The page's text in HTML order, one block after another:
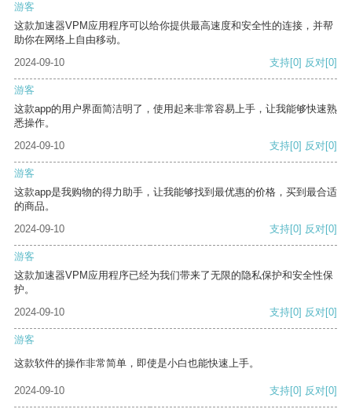
游客
这款加速器VPM应用程序可以给你提供最高速度和安全性的连接，并帮
助你在网络上自由移动。
2024-09-10
支持[0] 反对[0]
游客
这款app的用户界面简洁明了，使用起来非常容易上手，让我能够快速熟
悉操作。
2024-09-10
支持[0] 反对[0]
游客
这款app是我购物的得力助手，让我能够找到最优惠的价格，买到最合适
的商品。
2024-09-10
支持[0] 反对[0]
游客
这款加速器VPM应用程序已经为我们带来了无限的隐私保护和安全性保
护。
2024-09-10
支持[0] 反对[0]
游客
这款软件的操作非常简单，即使是小白也能快速上手。
2024-09-10 支持[0] 反对[0]